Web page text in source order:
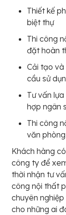
Thiết kế
biệt thự
Thi công
đặt hoàn
Cải tạo và
cầu sử
Tư vấn
hợp ngân
Thi công
văn
Khách hàng
công ty để
thời nhận tư
công nội thất
chuyên
cho những ai